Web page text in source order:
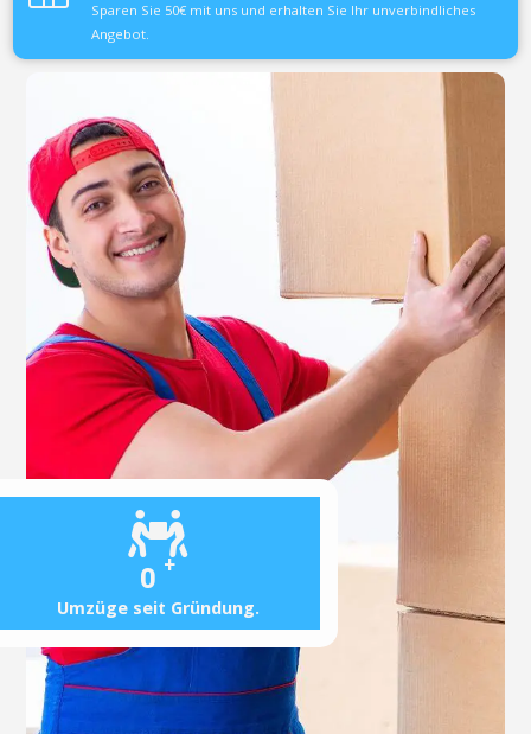
0 +
Umzüge seit Gründung.
Sparen Sie 50€ mit uns und erhalten Sie Ihr unverbindliches
Angebot.